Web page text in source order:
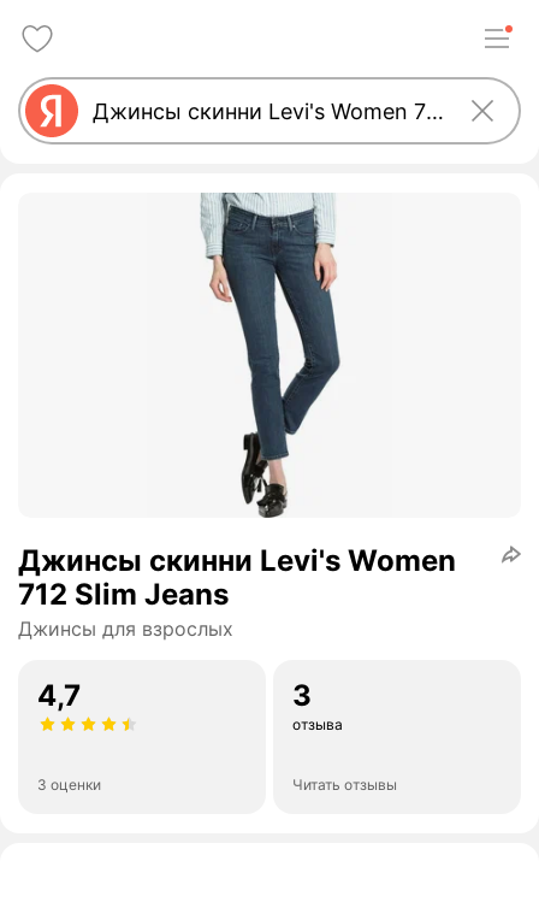
Джинсы скинни Levi's Women
712 Slim Jeans
Джинсы для взрослых
4,7
3 оценки
3
отзыва
Читать отзывы